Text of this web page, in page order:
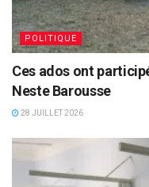
POLITIQUE
Ces ados ont
Neste Barousse
28 JUILLET 2026